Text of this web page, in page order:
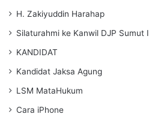
H. Zakiyuddin Harahap
Silaturahmi ke Kanwil DJP Sumut I
KANDIDAT
Kandidat Jaksa Agung
LSM MataHukum
Cara iPhone